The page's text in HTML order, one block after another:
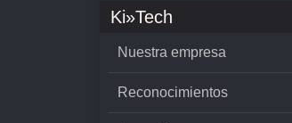
Ki»Tech
Nuestra empresa
Reconocimientos